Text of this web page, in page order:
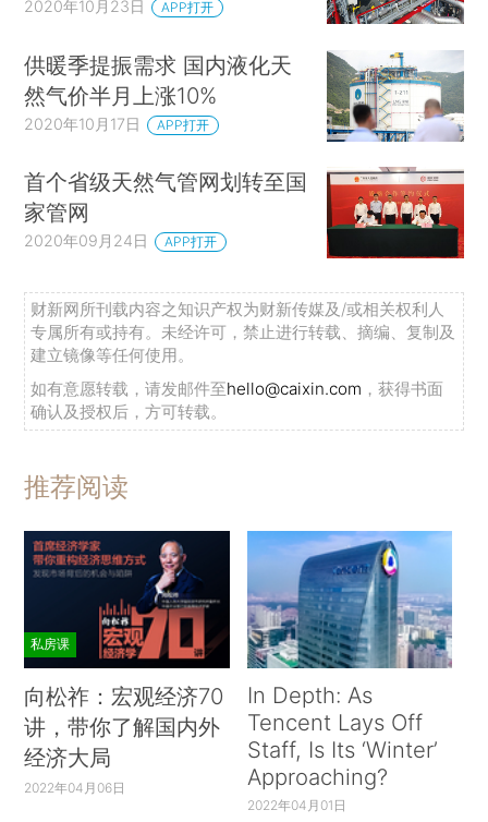
2020年10月23日 APP打开
供暖季提振需求 国内液化天
然气价半月上涨10%
2020年10月17日 APP打开
首个省级天然气管网划转至国
家管网
2020年09月24日 APP打开
财新网所刊载内容之知识产权为财新传媒及/或相关权利人
专属所有或持有。未经许可，禁止进行转载、摘编、复制及
建立镜像等任何使用。
如有意愿转载，请发邮件至hello@caixin.com ，获得书面
确认及授权后，方可转载。
推荐阅读
私房课
向松祚：宏观经济70
讲，带你了解国内外
经济大局
2022年04月06日
In Depth: As
Tencent Lays Off
Staff, Is Its ‘Winter’
Approaching?
2022年04月01日